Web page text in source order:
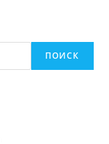
ПОИСК